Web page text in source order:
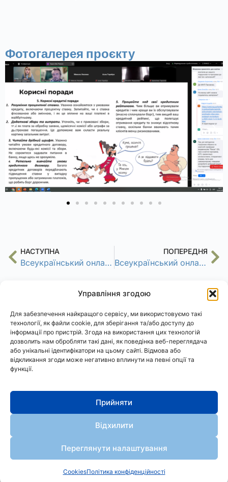
Управління згодою
Для забезпечення найкращого сервісу, ми використовуємо такі
технології, як файли cookie, для зберігання та/або доступу до
інформації про пристрій. Згода на використання цих технологій
дозволить нам обробляти такі дані, як поведінка веб-переглядача
або унікальні ідентифікатори на цьому сайті. Відмова або
відкликання згоди може негативно вплинути на певні опції та
функції.
Прийняти
Відхилити
Переглянути налаштування
CookiesПолітика конфіденційності
Фотогалерея проєкту
НАСТУПНА
Всеукраїнський онлайн-форум Штучний інтелект та цифрове майбутнє
ПОПЕРЕДНЯ
Всеукраїнський онлайн-форум Інклюзія: життя без бар’єрів
АСтРО
Політика конфіденційності
АСТРО